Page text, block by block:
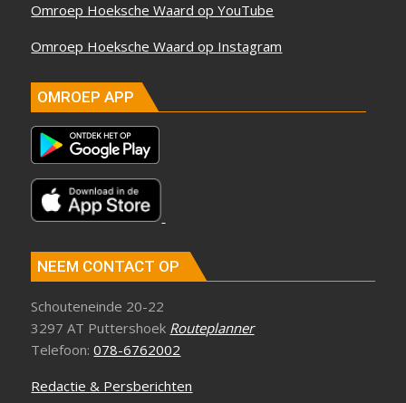
Omroep Hoeksche Waard op YouTube
Omroep Hoeksche Waard op Instagram
OMROEP APP
NEEM CONTACT OP
Schouteneinde 20-22
3297 AT Puttershoek Routeplanner
Telefoon:078-6762002
Redactie & Persberichten